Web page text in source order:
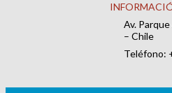
Av.
– Chile
Teléfono: